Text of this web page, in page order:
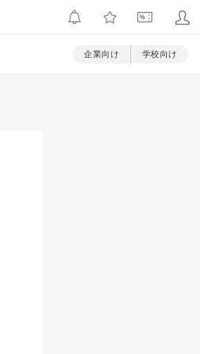
企業向け 学校向け